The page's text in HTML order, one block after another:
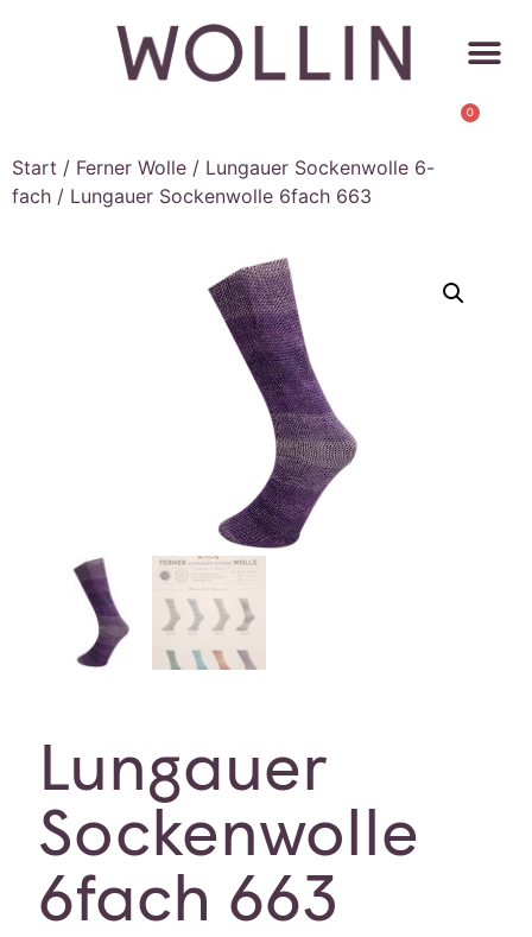
0
Start / Ferner Wolle / Lungauer Sockenwolle 6-
fach / Lungauer Sockenwolle 6fach 663
Lungauer
Sockenwolle
6fach 663